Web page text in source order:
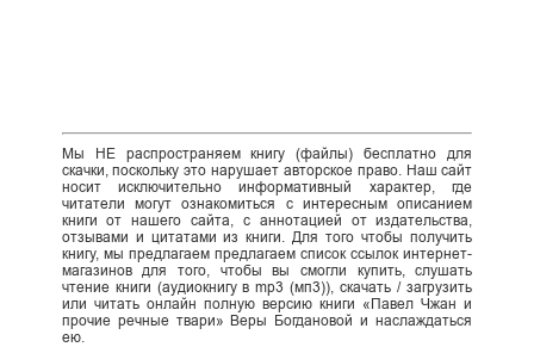
Мы НЕ распространяем книгу (файлы) бесплатно для
скачки, поскольку это нарушает авторское право. Наш сайт
носит исключительно информативный характер, где
читатели могут ознакомиться с интересным описанием
книги от нашего сайта, с аннотацией от издательства,
отзывами и цитатами из книги. Для того чтобы получить
книгу, мы предлагаем предлагаем список ссылок интернет-
магазинов для того, чтобы вы смогли купить, слушать
чтение книги (аудиокнигу в mp3 (мп3)), скачать / загрузить
или читать онлайн полную версию книги «Павел Чжан и
прочие речные твари» Веры Богдановой и наслаждаться
ею.